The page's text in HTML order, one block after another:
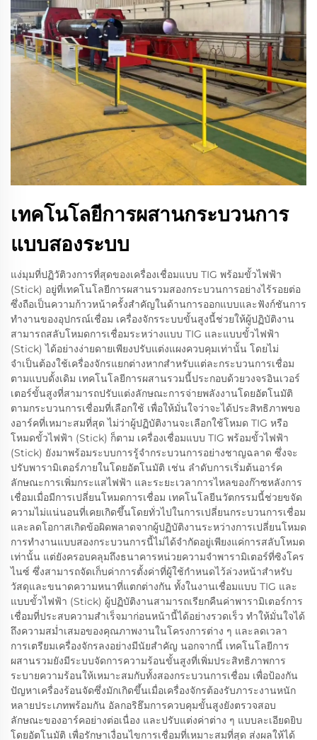
เทคโนโลยีการผสานกระบวนการ
แบบสองระบบ
แง่มุมที่ปฏิวัติวงการที่สุดของเครื่องเชื่อมแบบ TIG พร้อมขั้วไฟฟ้า
(Stick) อยู่ที่เทคโนโลยีการผสานรวมสองกระบวนการอย่างไร้รอยต่อ
ซึ่งถือเป็นความก้าวหน้าครั้งสำคัญในด้านการออกแบบและฟังก์ชันการ
ทำงานของอุปกรณ์เชื่อม เครื่องจักรระบบขั้นสูงนี้ช่วยให้ผู้ปฏิบัติงาน
สามารถสลับโหมดการเชื่อมระหว่างแบบ TIG และแบบขั้วไฟฟ้า
(Stick) ได้อย่างง่ายดายเพียงปรับแต่งแผงควบคุมเท่านั้น โดยไม่
จำเป็นต้องใช้เครื่องจักรแยกต่างหากสำหรับแต่ละกระบวนการเชื่อม
ตามแบบดั้งเดิม เทคโนโลยีการผสานรวมนี้ประกอบด้วยวงจรอินเวอร์
เตอร์ขั้นสูงที่สามารถปรับแต่งลักษณะการจ่ายพลังงานโดยอัตโนมัติ
ตามกระบวนการเชื่อมที่เลือกใช้ เพื่อให้มั่นใจว่าจะได้ประสิทธิภาพขอ
งอาร์คที่เหมาะสมที่สุด ไม่ว่าผู้ปฏิบัติงานจะเลือกใช้โหมด TIG หรือ
โหมดขั้วไฟฟ้า (Stick) ก็ตาม เครื่องเชื่อมแบบ TIG พร้อมขั้วไฟฟ้า
(Stick) ยังมาพร้อมระบบการรู้จำกระบวนการอย่างชาญฉลาด ซึ่งจะ
ปรับพารามิเตอร์ภายในโดยอัตโนมัติ เช่น ลำดับการเริ่มต้นอาร์ค
ลักษณะการเพิ่มกระแสไฟฟ้า และระยะเวลาการไหลของก๊าซหลังการ
เชื่อมเมื่อมีการเปลี่ยนโหมดการเชื่อม เทคโนโลยีนวัตกรรมนี้ช่วยขจัด
ความไม่แน่นอนที่เคยเกิดขึ้นโดยทั่วไปในการเปลี่ยนกระบวนการเชื่อม
และลดโอกาสเกิดข้อผิดพลาดจากผู้ปฏิบัติงานระหว่างการเปลี่ยนโหมด
การทำงานแบบสองกระบวนการนี้ไม่ได้จำกัดอยู่เพียงแค่การสลับโหมด
เท่านั้น แต่ยังครอบคลุมถึงธนาคารหน่วยความจำพารามิเตอร์ที่ซิงโคร
ไนซ์ ซึ่งสามารถจัดเก็บค่าการตั้งค่าที่ผู้ใช้กำหนดไว้ล่วงหน้าสำหรับ
วัสดุและขนาดความหนาที่แตกต่างกัน ทั้งในงานเชื่อมแบบ TIG และ
แบบขั้วไฟฟ้า (Stick) ผู้ปฏิบัติงานสามารถเรียกคืนค่าพารามิเตอร์การ
เชื่อมที่ประสบความสำเร็จมาก่อนหน้านี้ได้อย่างรวดเร็ว ทำให้มั่นใจได้
ถึงความสม่ำเสมอของคุณภาพงานในโครงการต่าง ๆ และลดเวลา
การเตรียมเครื่องจักรลงอย่างมีนัยสำคัญ นอกจากนี้ เทคโนโลยีการ
ผสานรวมยังมีระบบจัดการความร้อนขั้นสูงที่เพิ่มประสิทธิภาพการ
ระบายความร้อนให้เหมาะสมกับทั้งสองกระบวนการเชื่อม เพื่อป้องกัน
ปัญหาเครื่องร้อนจัดซึ่งมักเกิดขึ้นเมื่อเครื่องจักรต้องรับภาระงานหนัก
หลายประเภทพร้อมกัน อัลกอริธึมการควบคุมขั้นสูงยังตรวจสอบ
ลักษณะของอาร์คอย่างต่อเนื่อง และปรับแต่งค่าต่าง ๆ แบบละเอียดยิบ
โดยอัตโนมัติ เพื่อรักษาเงื่อนไขการเชื่อมที่เหมาะสมที่สุด ส่งผลให้ได้